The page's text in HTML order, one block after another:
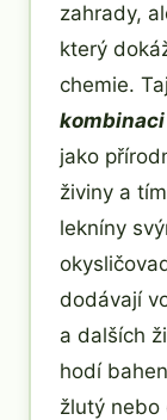
zahrady,
který
chemie.
jako
živiny a
lekníny
dodávají
a dalších
hodí
žlutý nebo